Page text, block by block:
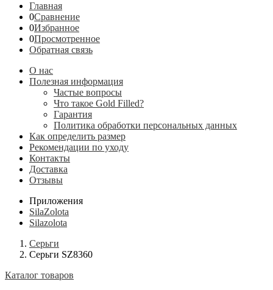
Главная
0Сравнение
0Избранное
0Просмотренное
Обратная связь
О нас
Полезная информация
Частые вопросы
Что такое Gold Filled?
Гарантия
Политика обработки персональных данных
Как определить размер
Рекомендации по уходу
Контакты
Доставка
Отзывы
Приложения
SilaZolota
Silazolota
Серьги
Серьги SZ8360
Каталог товаров